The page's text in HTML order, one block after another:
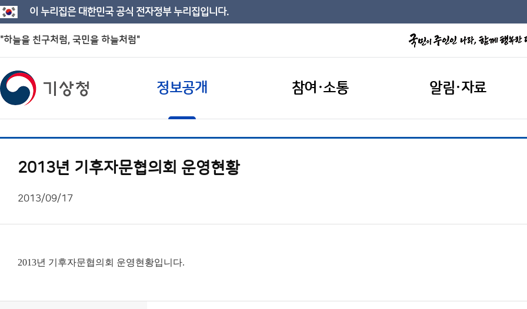
이 누리집은 대한민국 공식 전자정부 누리집입니다.
"하늘을 친구처럼, 국민을 하늘처럼"
정보공개 참여·소통 알림·자료
2013년 기후자문협의회 운영현황
2013/09/17
2013년 기후자문협의회 운영현황입니다.